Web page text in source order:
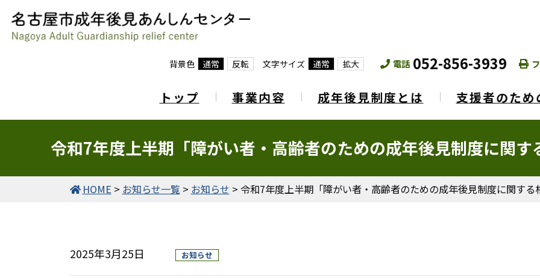
背景色 通常 反転 文字サイズ 通常 拡大 電話 052-856-3939
トップ 事業内容 成年後見制度とは 支援者のた
令和7年度上半期「障がい者・高齢者のための成年後見制度に関
HOME > お知らせ一覧 > お知らせ > 令和7年度上半期「障がい者・高齢者のための成年後見制度に関す
2025年3月25日 お知らせ